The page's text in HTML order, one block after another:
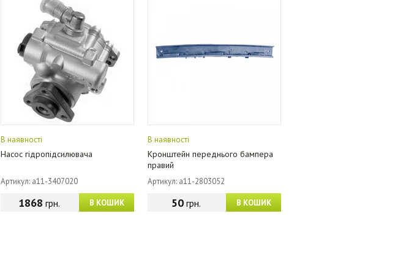
В наявності
Насос гідропідсилювача
Артикул: a11-3407020
В КОШИК
1868 грн.
В наявності
Кронштейн переднього бампера
правий
Артикул: a11-2803052
В КОШИК
50грн.